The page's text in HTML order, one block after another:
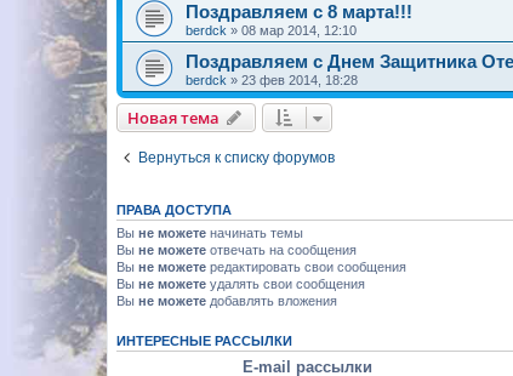
Поздравляем с 8 марта!!!
berdck » 08 мар 2014, 12:10
Поздравляем с Днем Защитника
berdck » 23 фев 2014, 18:28
Новая тема
Вернуться к списку форумов
ПРАВА ДОСТУПА
Вы не можете начинать темы
Вы не можете отвечать на сообщения
Вы не можете редактировать свои сообщения
Вы не можете удалять свои сообщения
Вы не можете добавлять вложения
ИНТЕРЕСНЫЕ РАССЫЛКИ
E-mail рассылки